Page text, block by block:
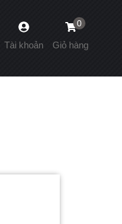
0
Giỏ hàng
Tài khoản